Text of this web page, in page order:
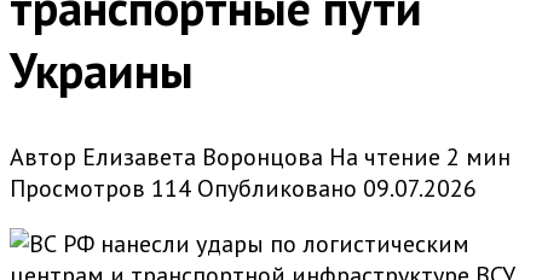
Украины
Автор Елизавета Воронцова На чтение 2 мин
Просмотров 114 Опубликовано 09.07.2026